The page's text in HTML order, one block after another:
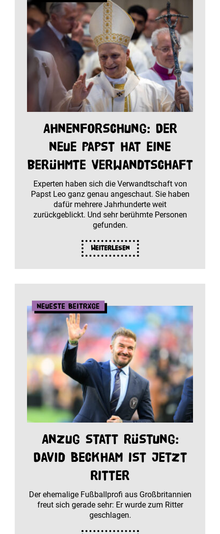
Ahnenforschung: Der
neue Papst hat eine
berühmte Verwandtschaft
Experten haben sich die Verwandtschaft von
Papst Leo ganz genau angeschaut. Sie haben
dafür mehrere Jahrhunderte weit
zurückgeblickt. Und sehr berühmte Personen
gefunden.
Weiterlesen
Neueste Beiträge
Anzug statt Rüstung:
David Beckham ist jetzt
Ritter
Der ehemalige Fußballprofi aus Großbritannien
freut sich gerade sehr: Er wurde zum Ritter
geschlagen.